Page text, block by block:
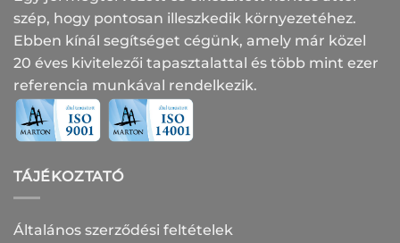
szép, hogy pontosan illeszkedik környezetéhez.
Ebben kínál segítséget cégünk, amely már közel
20 éves kivitelezői tapasztalattal és több mint ezer
referencia munkával rendelkezik.
TÁJÉKOZTATÓ
Általános szerződési feltételek